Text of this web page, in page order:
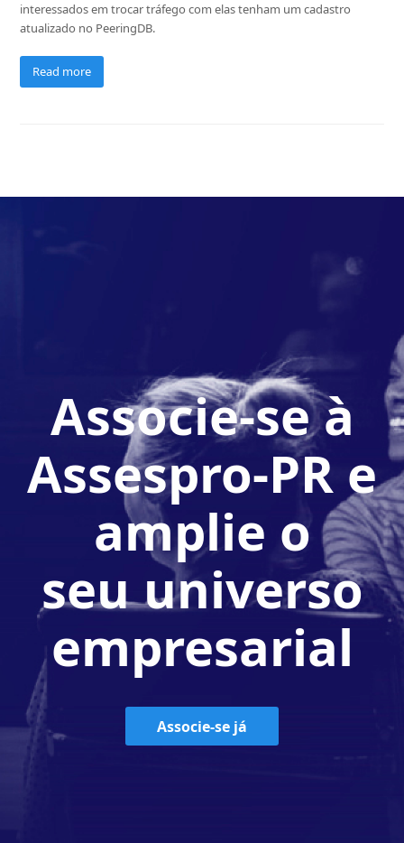
interessados em trocar tráfego com elas tenham um cadastro
atualizado no PeeringDB.
Read more
Associe-se à
Assespro-PR e
amplie o
seu universo
empresarial
Associe-se já